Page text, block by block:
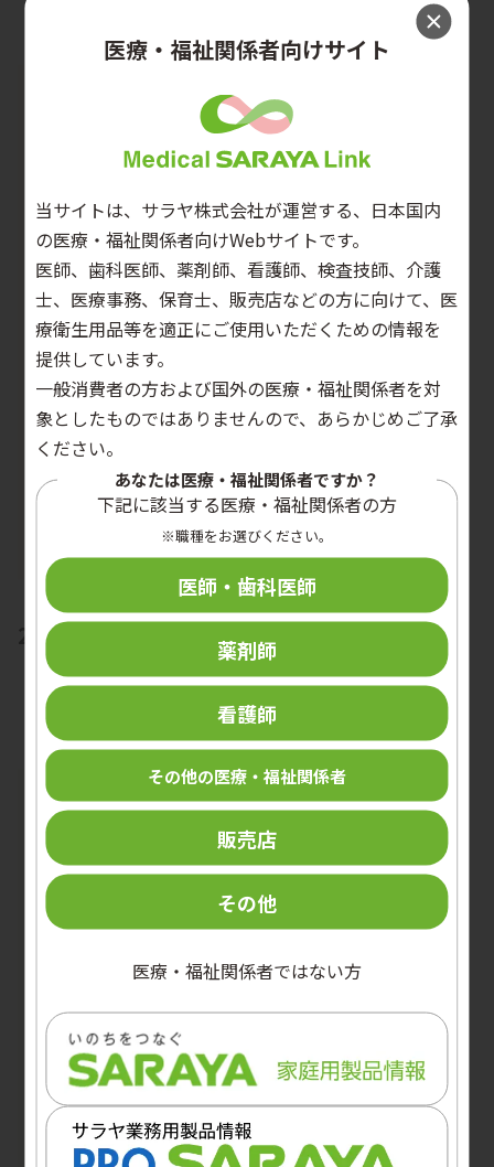
2024 vol.21 no.3
医療・福祉関係者向けサイト
当サイトは、サラヤ株式会社が運営する、日本国内
の医療・福祉関係者向けWebサイトです。
医師、歯科医師、薬剤師、看護師、検査技師、介護
士、医療事務、保育士、販売店などの方に向けて、医
療衛生用品等を適正にご使用いただくための情報を
提供しています。
一般消費者の方および国外の医療・福祉関係者を対
象としたものではありませんので、あらかじめご了承
ください。
あなたは医療・福祉関係者ですか？
下記に該当する医療・福祉関係者の方
※職種をお選びください。
医師・歯科医師
薬剤師
看護師
その他の医療・福祉関係者
販売店
その他
医療・福祉関係者ではない方